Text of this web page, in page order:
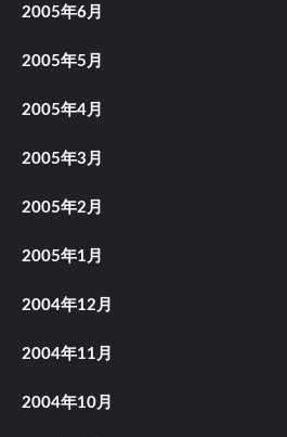
2005年6月
2005年5月
2005年4月
2005年3月
2005年2月
2005年1月
2004年12月
2004年11月
2004年10月